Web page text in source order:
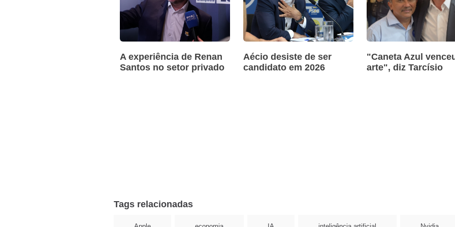
A experiência de Renan
Santos no setor privado
Aécio desiste de ser
candidato em 2026
"Caneta Azul
arte", diz Tarcísio
Tags relacionadas